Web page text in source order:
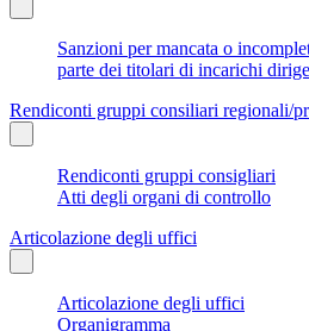
Sanzioni per mancata o
parte dei titolari di incarichi
Rendiconti gruppi consiliari regionali/
Rendiconti gruppi consigliari
Atti degli organi di controllo
Articolazione degli uffici
Articolazione degli uffici
Organigramma